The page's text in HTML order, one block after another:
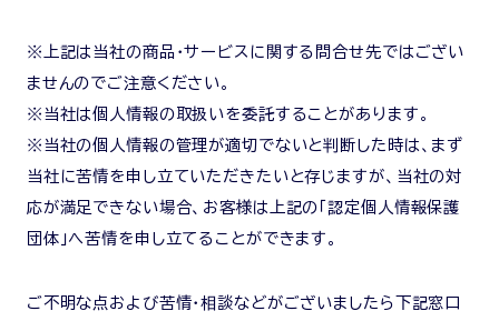
※上記は当社の商品・サービスに関する問合せ先ではござい
ませんのでご注意ください。
※当社は個人情報の取扱いを委託することがあります。
※当社の個人情報の管理が適切でないと判断した時は、まず
当社に苦情を申し立ていただきたいと存じますが、当社の対
応が満足できない場合、お客様は上記の「認定個人情報保護
団体」へ苦情を申し立てることができます。
ご不明な点および苦情・相談などがございましたら下記窓口